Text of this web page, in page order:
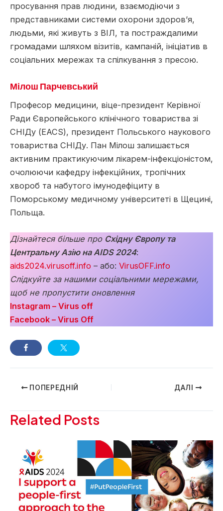
просування прав людини, взаємодіючи з
представниками системи охорони здоров’я,
людьми, які живуть з ВІЛ, та постраждалими
громадами шляхом візитів, кампаній, ініціатив в
соціальних мережах та спілкування з пресою.
Мілош Парчевський
Професор медицини, віце-президент Керівної
Ради Європейського клінічного товариства зі
СНІДу (EACS), президент Польського наукового
товариства СНІДу. Пан Мілош залишається
активним практикуючим лікарем-інфекціоністом,
очолюючи кафедру інфекційних, тропічних
хвороб та набутого імунодефіциту в
Поморському медичному університеті в Щецині,
Польща.
Дізнайтеся більше про Східну Європу та
Центральну Азію на AIDS 2024:
aids2024.virusoff.info – або: VirusOFF.info
Слідкуйте за нашими соціальними мережами,
щоб не пропустити оновлення
Instagram – Virus off
Facebook – Virus Off
Навігація
запису
ПОПЕРЕДНІЙ ДАЛІ
Related Posts